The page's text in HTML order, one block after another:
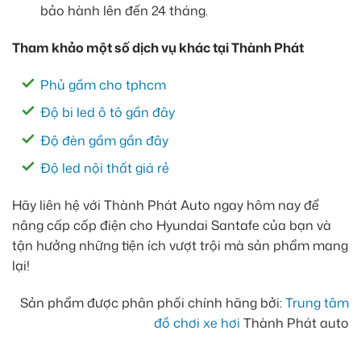
bảo hành lên đến 24 tháng.
Tham khảo một số dịch vụ khác tại Thành Phát
Phủ gầm cho tphcm
Độ bi led ô tô gần đây
Độ đèn gầm gần đây
Độ led nội thất giá rẻ
Hãy liên hệ với Thành Phát Auto ngay hôm nay để
nâng cấp cốp điện cho Hyundai Santafe của bạn và
tận hưởng những tiện ích vượt trội mà sản phẩm mang
lại!
Sản phẩm được phân phối chính hãng bởi:Trung tâm
đồ chơi xe hơi Thành Phát auto